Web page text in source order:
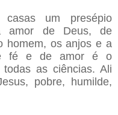
casas um presépio
amor de Deus, de
homem, os anjos e a
fé e de amor é o
todas as ciências. Ali
pobre, humilde,